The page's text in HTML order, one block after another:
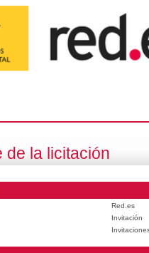
de la licitación
Red.es
Invitación